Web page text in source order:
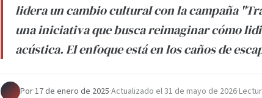
lidera un cambio cultural con la campaña
una iniciativa que busca reimaginar cómo
acústica. El enfoque está en los caños de
Por·17 de enero de 2025·Actualizado el31 de mayo de 2026·